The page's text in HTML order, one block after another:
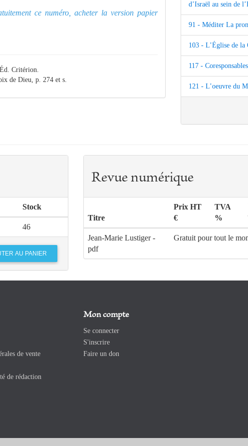
ce numéro, acheter la version papier
Critérion.
de Dieu, p. 274 et s.
d’Israël au sein de
91 - Méditer La
103 - L’Église de la
117 -
121 - L’oeuvre du
Stock
46
Revue numérique
Titre
Prix HT
€
TVA
%
Jean-Marie Lustiger -
pdf
Gratuit pour tout le
de vente
de rédaction
Mon compte
Se connecter
S'inscrire
Faire un don